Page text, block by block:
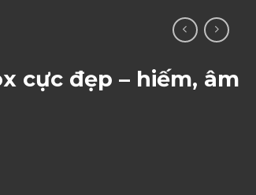
cực đẹp – hiếm, âm